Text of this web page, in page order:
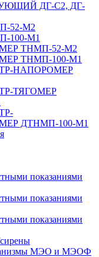
ДГ-С2, ДГ-
52-М2
100-М1
ТНМП-52-М2
ТНМП-100-М1
НАПОРОМЕР
ТЯГОМЕР
ДТНМП-100-М1
показаниями
показаниями
показаниями
МЭО и МЭОФ